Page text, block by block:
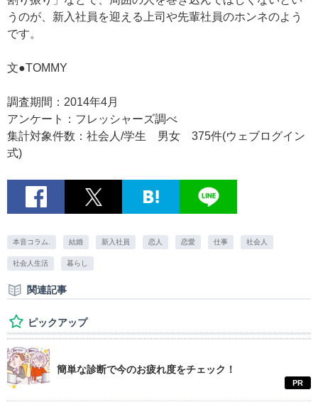
うのが、新入社員を迎える上司や先輩社員のホンネのよう
です。
文●TOMMY
調査期間：2014年4月
アンケート：フレッシャーズ調べ
集計対象件数：社会人/学生 男女 375件(ウェブログイン
式)
本音コラム. 結婚 新入社員 恋人 恋愛 仕事 社会人
社会人生活 暮らし
関連記事
ピックアップ
簡単な診断で今のお疲れ度をチェック！
PR